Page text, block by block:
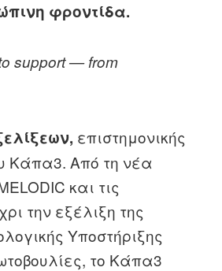
φροντίδα.
support — from
επιστημονικής
Κάπα3. Από τη νέα
και τις
την εξέλιξη της
Υποστήριξης
το Κάπα3